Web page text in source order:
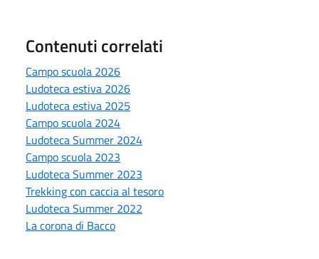
Contenuti correlati
Campo scuola 2026
Ludoteca estiva 2026
Ludoteca estiva 2025
Campo scuola 2024
Ludoteca Summer 2024
Campo scuola 2023
Ludoteca Summer 2023
Trekking con caccia al tesoro
Ludoteca Summer 2022
La corona di Bacco